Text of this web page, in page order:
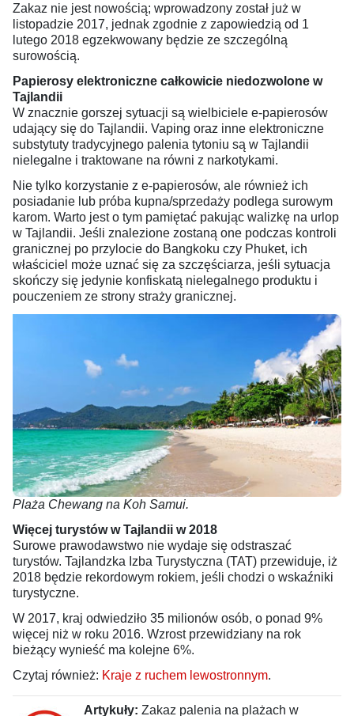
Zakaz nie jest nowością; wprowadzony został już w
listopadzie 2017, jednak zgodnie z zapowiedzią od 1
lutego 2018 egzekwowany będzie ze szczególną
surowością.
Papierosy elektroniczne całkowicie niedozwolone w
Tajlandii
W znacznie gorszej sytuacji są wielbiciele e-papierosów
udający się do Tajlandii. Vaping oraz inne elektroniczne
substytuty tradycyjnego palenia tytoniu są w Tajlandii
nielegalne i traktowane na równi z narkotykami.
Nie tylko korzystanie z e-papierosów, ale również ich
posiadanie lub próba kupna/sprzedaży podlega surowym
karom. Warto jest o tym pamiętać pakując walizkę na urlop
w Tajlandii. Jeśli znalezione zostaną one podczas kontroli
granicznej po przylocie do Bangkoku czy Phuket, ich
właściciel może uznać się za szczęściarza, jeśli sytuacja
skończy się jedynie konfiskatą nielegalnego produktu i
pouczeniem ze strony straży granicznej.
Plaża Chewang na Koh Samui.
Więcej turystów w Tajlandii w 2018
Surowe prawodawstwo nie wydaje się odstraszać
turystów. Tajlandzka Izba Turystyczna (TAT) przewiduje, iż
2018 będzie rekordowym rokiem, jeśli chodzi o wskaźniki
turystyczne.
W 2017, kraj odwiedziło 35 milionów osób, o ponad 9%
więcej niż w roku 2016. Wzrost przewidziany na rok
bieżący wynieść ma kolejne 6%.
Czytaj również: Kraje z ruchem lewostronnym.
Artykuły: Zakaz palenia na plażach w